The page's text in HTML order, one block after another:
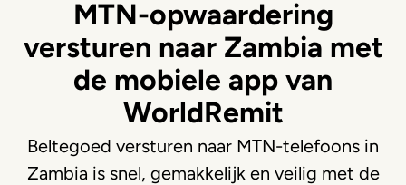
MTN-opwaardering
versturen naar Zambia met
de mobiele app van
WorldRemit
Beltegoed versturen naar MTN-telefoons in
Zambia is snel, gemakkelijk en veilig met de